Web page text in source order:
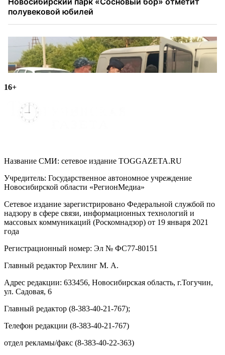
16+
Название СМИ: cетевое издание TOGGAZETA.RU
Учредитель: Государственное автономное учреждение
Новосибирской области «РегионМедиа»
Сетевое издание зарегистрировано Федеральной службой по
надзору в сфере связи, информационных технологий и
массовых коммуникаций (Роскомнадзор) от 19 января 2021
года
Регистрационный номер: Эл № ФС77-80151
Главный редактор Рехлинг М. А.
Адрес редакции: 633456, Новосибирская область, г.Тогучин,
ул. Садовая, 6
Главный редактор (8-383-40-21-767);
Телефон редакции (8-383-40-21-767)
отдел рекламы/факс (8-383-40-22-363)